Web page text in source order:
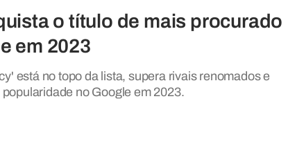
o título de mais procurado
em 2023
está no topo da lista, supera rivais renomados e
no Google em 2023.